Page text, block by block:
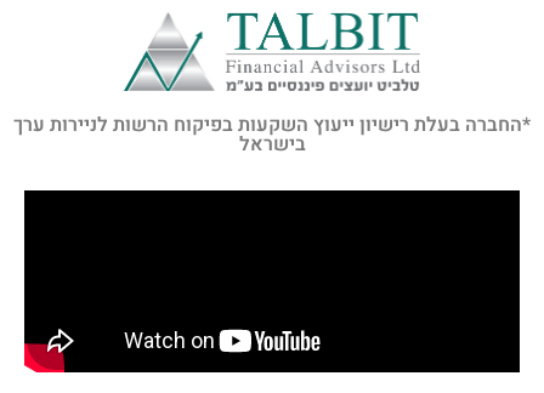
*החברה בעלת רישיון ייעוץ השקעות בפיקוח הרשות לניירות ערך
בישראל